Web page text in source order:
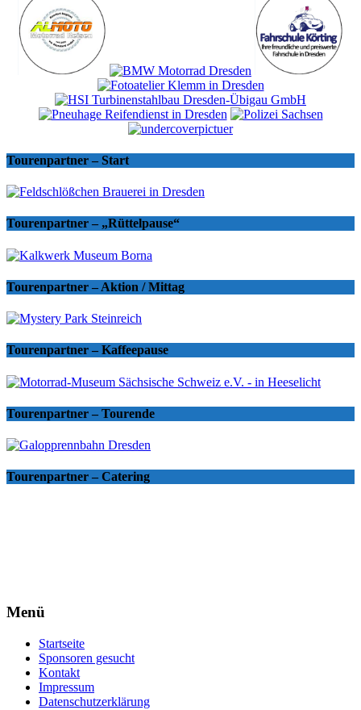
Tourenpartner – Start
Tourenpartner – „Rüttelpause“
Tourenpartner – Aktion / Mittag
Tourenpartner – Kaffeepause
Tourenpartner – Tourende
Tourenpartner – Catering
Menü
Startseite
Sponsoren gesucht
Kontakt
Impressum
Datenschutzerklärung